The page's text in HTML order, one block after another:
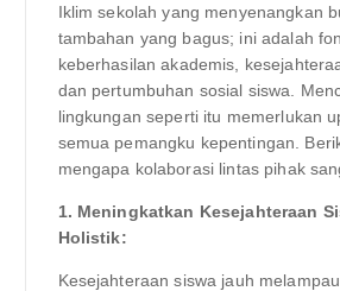
Iklim sekolah yang menyenangkan
tambahan yang bagus; ini adalah
keberhasilan akademis,
dan pertumbuhan sosial siswa.
lingkungan seperti itu memerlukan
semua pemangku kepentingan.
mengapa kolaborasi lintas pihak
1. Meningkatkan Kesejahteraan
Holistik:
Kesejahteraan siswa jauh